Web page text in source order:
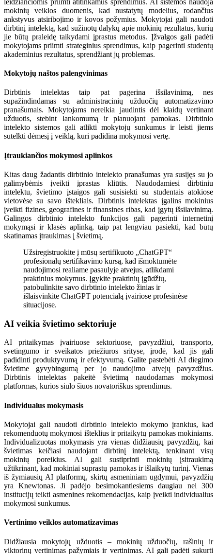
leidžiančiomis priimti atitinkamus sprendimus. AI sistemos naudoja
mokinių veiklos duomenis, kad nustatytų modelius, rodančius
ankstyvus atsiribojimo ir kovos požymius. Mokytojai gali naudoti
dirbtinį intelektą, kad sužinotų dalykų apie mokinių rezultatus, kurių
jie būtų praleidę taikydami įprastus metodus. Įžvalgos gali padėti
mokytojams priimti strateginius sprendimus, kaip pagerinti studentų
akademinius rezultatus, sprendžiant jų problemas.
Mokytojų naštos palengvinimas
Dirbtinis intelektas taip pat pagerina išsilavinimą, nes
supažindindamas su administracinių užduočių automatizavimo
pranašumais. Mokytojams nereikia jaudintis dėl klaidų vertinant
užduotis, stebint lankomumą ir planuojant pamokas. Dirbtinio
intelekto sistemos gali atlikti mokytojų sunkumus ir leisti jiems
sutelkti dėmesį į veiklą, kuri padidina mokymosi vertę.
Įtraukiančios mokymosi aplinkos
Kitas daug žadantis dirbtinio intelekto pranašumas yra susijęs su jo
galimybėmis įveikti įprastas kliūtis. Naudodamiesi dirbtiniu
intelektu, švietimo įstaigos gali susisiekti su studentais atokiose
vietovėse su savo ištekliais. Dirbtinis intelektas įgalins mokinius
įveikti fizines, geografines ir finansines ribas, kad įgytų išsilavinimą.
Galingos dirbtinio intelekto funkcijos gali pagerinti internetinį
mokymąsi ir klasės aplinką, taip pat lengviau pasiekti, kad būtų
skatinamas įtraukimas į švietimą.
Užsiregistruokite į mūsų sertifikuoto „ChatGPT“
profesionalų sertifikavimo kursą, kad išmoktumėte
naudojimosi realiame pasaulyje atvejus, atlikdami
praktinius mokymus. Įgykite praktinių įgūdžių,
patobulinkite savo dirbtinio intelekto žinias ir
išlaisvinkite ChatGPT potencialą įvairiose profesinėse
situacijose.
AI veikia švietimo sektoriuje
AI pritaikymas įvairiuose sektoriuose, pavyzdžiui, transporto,
svetingumo ir sveikatos priežiūros srityse, įrodė, kad jis gali
padidinti produktyvumą ir efektyvumą. Galite pastebėti AI diegimo
švietime gyvybingumą per jo naudojimo atvejų pavyzdžius.
Dirbtinis intelektas pakeitė švietimą naudodamas mokymosi
platformas, kurios siūlo šiuos novatoriškus sprendimus.
Individualus mokymasis
Mokytojai gali naudoti dirbtinio intelekto mokymo įrankius, kad
rekomenduotų mokymosi išteklius ir pritaikytų pamokas mokiniams.
Individualizuotas mokymasis yra vienas didžiausių pavyzdžių, kai
švietimas keičiasi naudojant dirbtinį intelektą, tenkinant visų
mokinių poreikius. AI gali sustiprinti mokinių įsitraukimą
užtikrinant, kad mokiniai suprastų pamokas ir išlaikytų turinį. Vienas
iš žymiausių AI platformų, skirtų asmeniniam ugdymui, pavyzdžių
yra Knewtonas. Ji padėjo besimokantiesiems daugiau nei 300
institucijų teikti asmenines rekomendacijas, kaip įveikti individualius
mokymosi sunkumus.
Vertinimo veiklos automatizavimas
Didžiausia mokytojų užduotis – mokinių užduočių, rašinių ir
viktorinų vertinimas pažymiais ir vertinimas. AI gali padėti sukurti